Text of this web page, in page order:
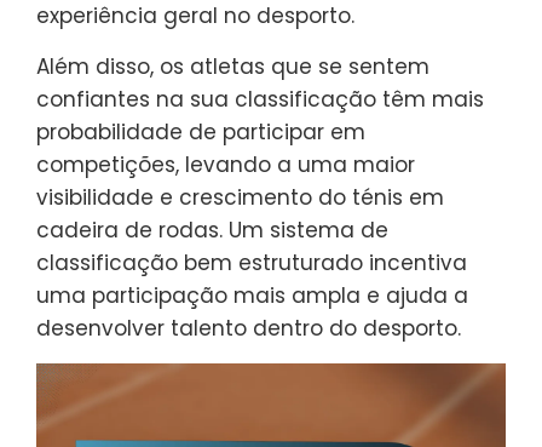
experiência geral no desporto.
Além disso, os atletas que se sentem
confiantes na sua classificação têm mais
probabilidade de participar em
competições, levando a uma maior
visibilidade e crescimento do ténis em
cadeira de rodas. Um sistema de
classificação bem estruturado incentiva
uma participação mais ampla e ajuda a
desenvolver talento dentro do desporto.